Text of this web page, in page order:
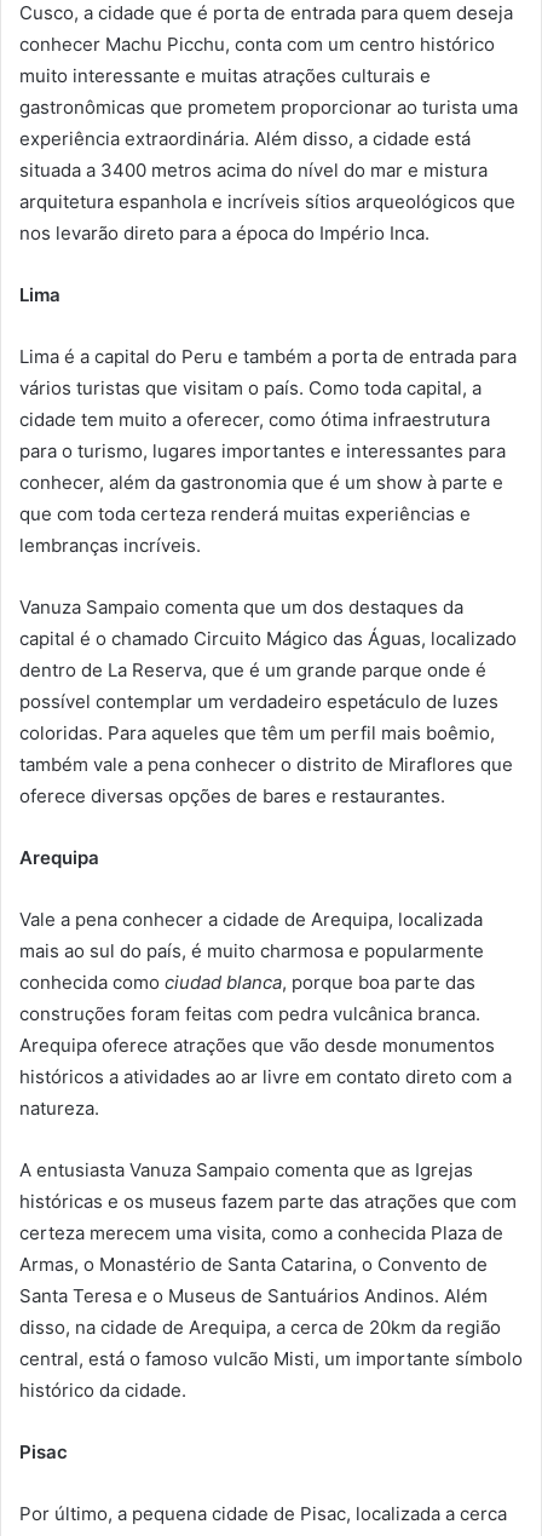
Cusco, a cidade que é porta de entrada para quem deseja
conhecer Machu Picchu, conta com um centro histórico
muito interessante e muitas atrações culturais e
gastronômicas que prometem proporcionar ao turista uma
experiência extraordinária. Além disso, a cidade está
situada a 3400 metros acima do nível do mar e mistura
arquitetura espanhola e incríveis sítios arqueológicos que
nos levarão direto para a época do Império Inca.
Lima
Lima é a capital do Peru e também a porta de entrada para
vários turistas que visitam o país. Como toda capital, a
cidade tem muito a oferecer, como ótima infraestrutura
para o turismo, lugares importantes e interessantes para
conhecer, além da gastronomia que é um show à parte e
que com toda certeza renderá muitas experiências e
lembranças incríveis.
Vanuza Sampaio comenta que um dos destaques da
capital é o chamado Circuito Mágico das Águas, localizado
dentro de La Reserva, que é um grande parque onde é
possível contemplar um verdadeiro espetáculo de luzes
coloridas. Para aqueles que têm um perfil mais boêmio,
também vale a pena conhecer o distrito de Miraflores que
oferece diversas opções de bares e restaurantes.
Arequipa
Vale a pena conhecer a cidade de Arequipa, localizada
mais ao sul do país, é muito charmosa e popularmente
conhecida como ciudad blanca, porque boa parte das
construções foram feitas com pedra vulcânica branca.
Arequipa oferece atrações que vão desde monumentos
históricos a atividades ao ar livre em contato direto com a
natureza.
A entusiasta Vanuza Sampaio comenta que as Igrejas
históricas e os museus fazem parte das atrações que com
certeza merecem uma visita, como a conhecida Plaza de
Armas, o Monastério de Santa Catarina, o Convento de
Santa Teresa e o Museus de Santuários Andinos. Além
disso, na cidade de Arequipa, a cerca de 20km da região
central, está o famoso vulcão Misti, um importante símbolo
histórico da cidade.
Pisac
Por último, a pequena cidade de Pisac, localizada a cerca